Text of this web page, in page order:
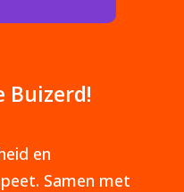
Buizerd!
en
Samen met